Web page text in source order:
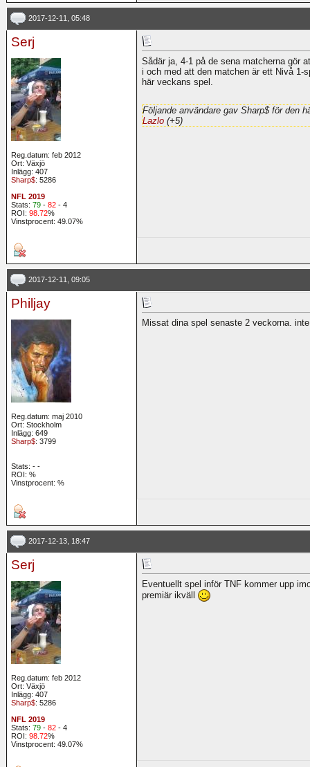
2017-12-11, 05:48
Serj
Reg.datum: feb 2012
Ort: Växjö
Inlägg: 407
Sharp$: 5286
NFL 2019
Stats: 79 - 82 - 4
ROI: 98.72%
Vinstprocent: 49.07%
Sådär ja, 4-1 på de sena matcherna gör
i och med att den matchen är ett Nivå 1-
här veckans spel.
Följande användare gav Sharp$ för den
Lazlo (+5)
2017-12-11, 09:05
Philjay
Reg.datum: maj 2010
Ort: Stockholm
Inlägg: 649
Sharp$: 3799
Stats: - -
ROI: %
Vinstprocent: %
Missat dina spel senaste 2 veckorna.
2017-12-13, 18:47
Serj
Reg.datum: feb 2012
Ort: Växjö
Inlägg: 407
Sharp$: 5286
NFL 2019
Stats: 79 - 82 - 4
ROI: 98.72%
Vinstprocent: 49.07%
Eventuellt spel inför TNF kommer upp
premiär ikväll